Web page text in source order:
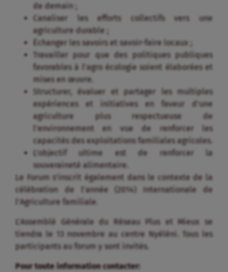
de demain ;
Canaliser les efforts collectifs vers une
agriculture durable ;
Échanger les savoirs et savoir-faire locaux ;
Travailler pour que des politiques publiques
favorables à l’agro écologie soient élaborées et
mises en œuvre.
Structurer, évaluer et partager les multiples
expériences et initiatives en faveur d’une
agriculture plus respectueuse de
l’environnement en vue de renforcer les
capacités des exploitations familiales agricoles.
L’objectif ultime est de renforcer la
souveraineté alimentaire.
Le Forum s’inscrit également dans le contexte de la
célébration de l’année (2014) Internationale de
l’Agriculture familiale.
L’Assemblé Générale du Réseau Plus et Mieux se
tiendra le 13 novembre au centre Nyéléni. Tous les
participants au forum y sont invités.
Pour toute information contacter: